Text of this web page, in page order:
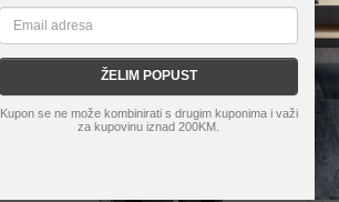
ŽELIM POPUST
Kupon se ne može kombinirati s drugim kuponima i važi
za kupovinu iznad 200KM.